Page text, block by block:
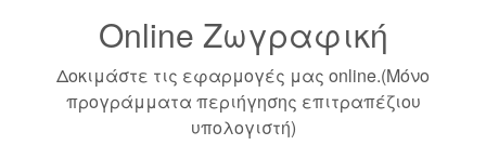
Online Ζωγραφική
Δοκιμάστε τις εφαρμογές μας online.(Μόνο
προγράμματα περιήγησης επιτραπέζιου
υπολογιστή)